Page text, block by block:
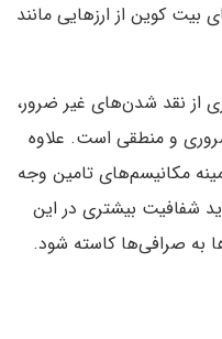
بیت کوین از ارز‌هایی مانند
از نقد شدن‌های غیر ضرور،
ضروری و منطقی است. علاوه
مکانیسم‌های تامین وجه
شفافیت بیشتری در این
به صرافی‌ها کاسته شود.